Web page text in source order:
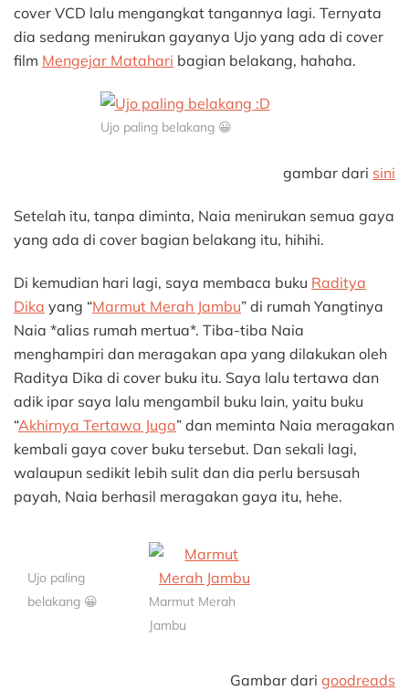
cover VCD lalu mengangkat tangannya lagi. Ternyata
dia sedang menirukan gayanya Ujo yang ada di cover
film Mengejar Matahari bagian belakang, hahaha.
Ujo paling belakang 😀
gambar dari sini
Setelah itu, tanpa diminta, Naia menirukan semua gaya
yang ada di cover bagian belakang itu, hihihi.
Di kemudian hari lagi, saya membaca buku Raditya
Dika yang “Marmut Merah Jambu” di rumah Yangtinya
Naia *alias rumah mertua*. Tiba-tiba Naia
menghampiri dan meragakan apa yang dilakukan oleh
Raditya Dika di cover buku itu. Saya lalu tertawa dan
adik ipar saya lalu mengambil buku lain, yaitu buku
“Akhirnya Tertawa Juga” dan meminta Naia meragakan
kembali gaya cover buku tersebut. Dan sekali lagi,
walaupun sedikit lebih sulit dan dia perlu bersusah
payah, Naia berhasil meragakan gaya itu, hehe.
Ujo paling
belakang 😀
Marmut Merah
Jambu
Gambar dari goodreads